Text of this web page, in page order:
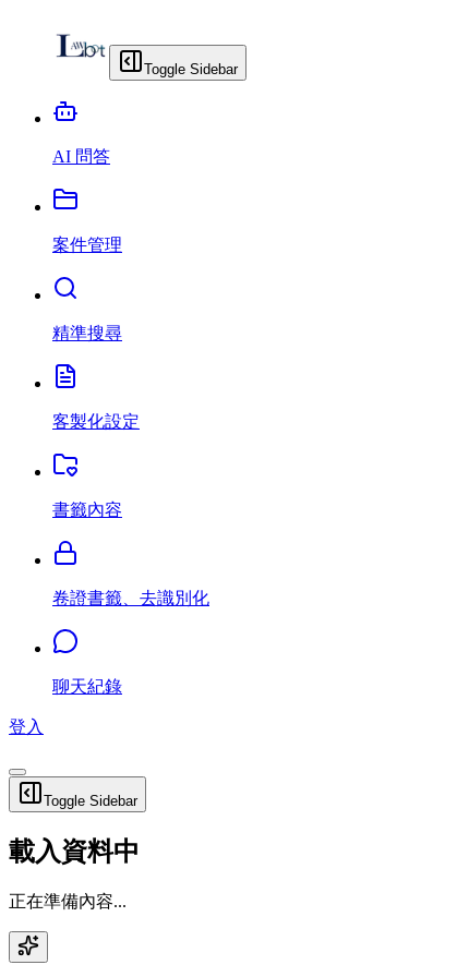
Toggle Sidebar
AI 問答
案件管理
精準搜尋
客製化設定
書籤內容
卷證書籤、去識別化
聊天紀錄
登入
Toggle Sidebar
載入資料中
正在準備內容...